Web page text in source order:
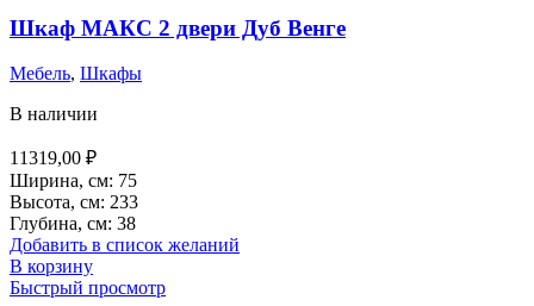
Шкаф МАКС 2 двери Дуб Венге
Мебель, Шкафы
В наличии
11319,00 ₽
Ширина, см: 75
Высота, см: 233
Глубина, см: 38
Добавить в список желаний
В корзину
Быстрый просмотр